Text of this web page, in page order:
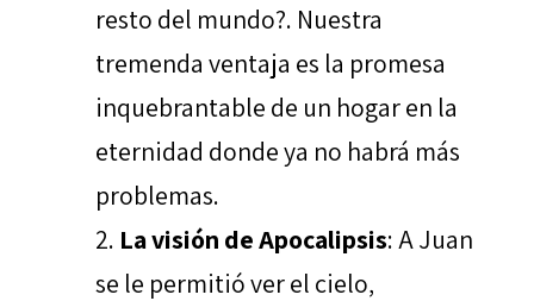
resto del mundo?. Nuestra
tremenda ventaja es la promesa
inquebrantable de un hogar en la
eternidad donde ya no habrá más
problemas.
La visión de Apocalipsis: A Juan
se le permitió ver el cielo,